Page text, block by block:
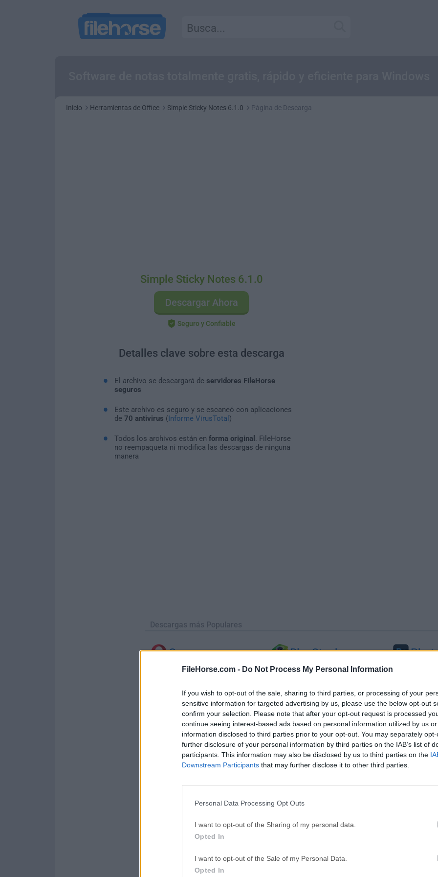
FileHorse.com - Do Not Process My Personal Information
If you wish to opt-out of the sale, sharing to third parties, or processing of your
sensitive information for targeted advertising by us, please use the below opt-out
confirm your selection. Please note that after your opt-out request is processed
continue seeing interest-based ads based on personal information utilized by us
information disclosed to third parties prior to your opt-out. You may separately
further disclosure of your personal information by third parties on the IAB’s list of
participants. This information may also be disclosed by us to third parties on the
Downstream Participants that may further disclose it to other third parties.
Personal Data Processing Opt Outs
I want to opt-out of the Sharing of my personal data.
Opted In
I want to opt-out of the Sale of my Personal Data.
Opted In
Inicio Herramientas de Office Simple Sticky Notes 6.1.0 Página de Descarga
Simple Sticky Notes 6.1.0
Descargar Ahora
Seguro y Confiable
Detalles clave sobre esta descarga
El archivo se descargará de servidores FileHorse
seguros
Este archivo es seguro y se escaneó con aplicaciones
de 70 antivirus (Informe VirusTotal )
Todos los archivos están en forma original
. FileHorse
no reempaqueta ni modifica las descargas de ninguna
manera
Descargas más Populares
Opera
Opera 134.0 Build 5954.46 (64-bit...
BlueStacks
BlueStacks 10.42.251.1003 Adobe
LDPlayer - Android Emulator GTA 6 for PS5 CapCut
PC Repair Hero Wars
Hero Wars - Online Action Game TradingView -
Halo: Campaign
Halo: Campaign Evolved
eFootball 2026
eFootball 2026
EA
EA SPORTS
Acerca de Simple Sticky Notes
En un mundo de aplicaciones de productividad y plataformas complejas para tomar
lo que necesitas es una solución sencilla y sin complicaciones. Presentamos Simple
escritorio.Simple Sticky Notes es una utilidad ligera y fácil de usar para tomar
Simnet Ltd. Permite a los usuarios fijar notas adhesivas digitales directamente en su